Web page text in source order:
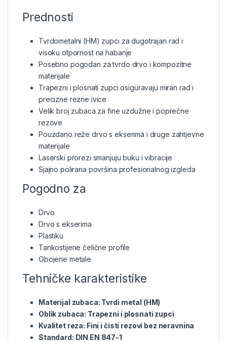
Prednosti
Tvrdometalni (HM) zupci za dugotrajan rad i
visoku otpornost na habanje
Posebno pogodan za tvrdo drvo i kompozitne
materijale
Trapezni i plosnati zupci osiguravaju miran rad i
precizne rezne ivice
Velik broj zubaca za fine uzdužne i poprečne
rezove
Pouzdano reže drvo s ekserima i druge zahtjevne
materijale
Laserski prorezi smanjuju buku i vibracije
Sjajno polirana površina profesionalnog izgleda
Pogodno za
Drvo
Drvo s ekserima
Plastiku
Tankostijene čelične profile
Obojene metale
Tehničke karakteristike
Materijal zubaca: Tvrdi metal (HM)
Oblik zubaca: Trapezni i plosnati zupci
Kvalitet reza: Fini i čisti rezovi bez neravnina
Standard: DIN EN 847-1